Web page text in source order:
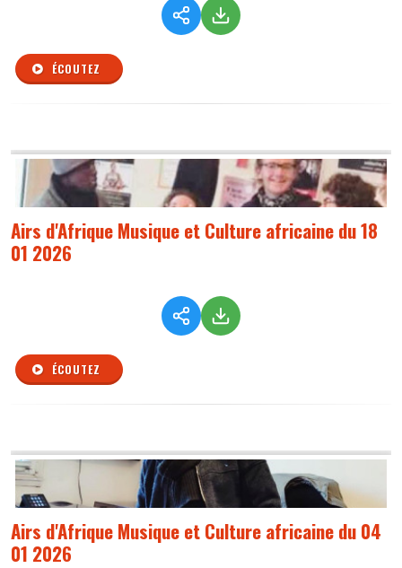
ÉCOUTEZ
Airs d'Afrique Musique et Culture africaine du 18
01 2026
ÉCOUTEZ
Airs d'Afrique Musique et Culture africaine du 04
01 2026